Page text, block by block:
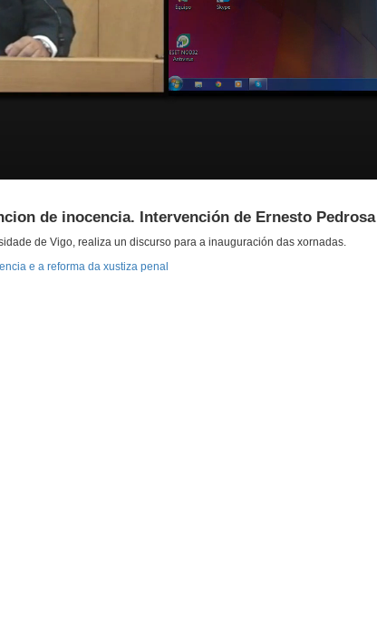
de inocencia. Intervención de Ernesto
de Vigo, realiza un discurso para a inauguración das xornadas.
e a reforma da xustiza penal